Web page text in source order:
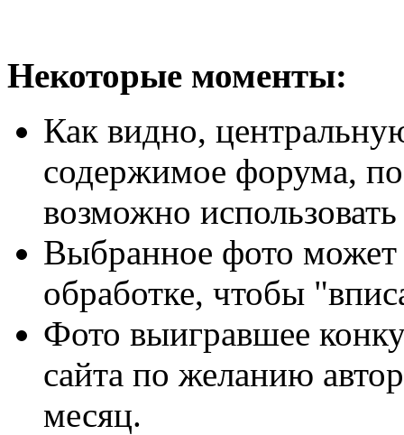
Некоторые моменты:
Как видно,
содержимое форума,
возможно
Выбранное фото может
обработке, чтобы
Фото выигравшее
сайта по желанию
месяц.